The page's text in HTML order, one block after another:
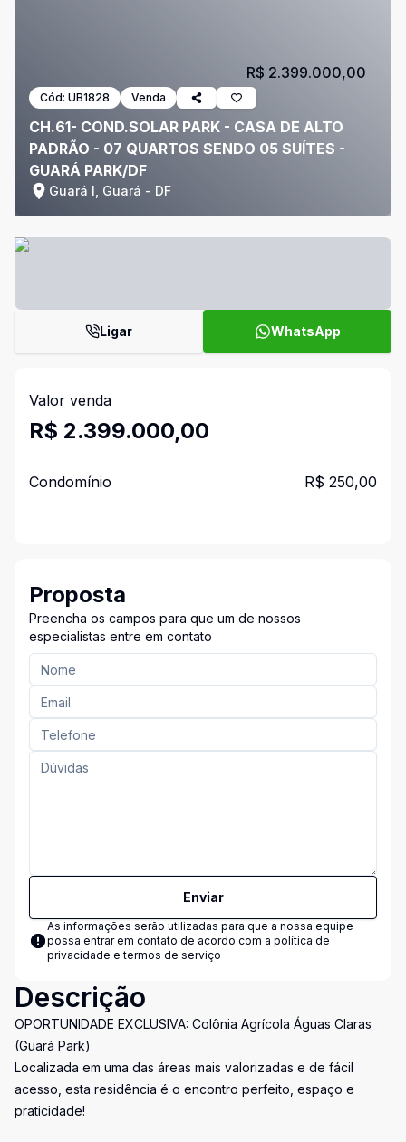
Cód: UB1828 Venda
CH.61- COND.SOLAR PARK - CASA DE ALTO
PADRÃO - 07 QUARTOS SENDO 05 SUÍTES -
GUARÁ PARK/DF
Guará I, Guará - DF
R$ 2.399.000,00
Ligar WhatsApp
Valor venda
R$ 2.399.000,00
Condomínio R$ 250,00
Proposta
Preencha os campos para que um de nossos
especialistas entre em contato
Enviar
As informações serão utilizadas para que a nossa equipe
possa entrar em contato de acordo com a política de
privacidade e termos de serviço
Descrição
OPORTUNIDADE EXCLUSIVA: Colônia Agrícola Águas Claras
(Guará Park)
Localizada em uma das áreas mais valorizadas e de fácil
acesso, esta residência é o encontro perfeito, espaço e
praticidade!